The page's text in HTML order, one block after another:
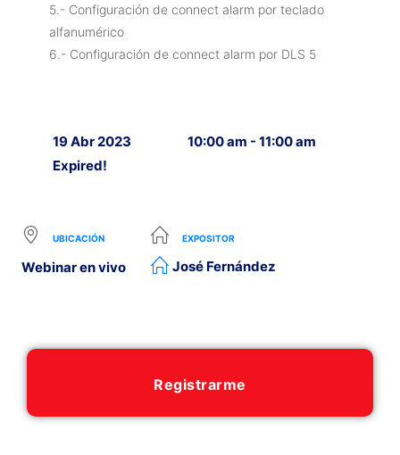
5.- Configuración de connect alarm por teclado
alfanumérico
6.- Configuración de connect alarm por DLS 5
19 Abr 2023
Expired!
10:00 am - 11:00 am
UBICACIÓN
Webinar en vivo
EXPOSITOR
José Fernández
Registrarme